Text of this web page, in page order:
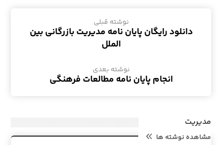
نوشته قبلی
دانلود رایگان پایان نامه مدیریت بازرگانی بین
الملل
نوشته بعدی
انجام پایان نامه مطالعات فرهنگی
مدیریت
مشاهده نوشته ها